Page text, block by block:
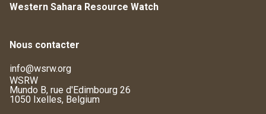
Western Sahara Resource Watch
Nous contacter
info@wsrw.org
WSRW
Mundo B, rue d'Edimbourg 26
1050 Ixelles, Belgium